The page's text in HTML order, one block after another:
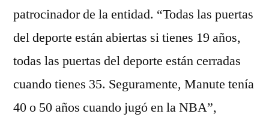
patrocinador de la entidad. “Todas las puertas
del deporte están abiertas si tienes 19 años,
todas las puertas del deporte están cerradas
cuando tienes 35. Seguramente, Manute tenía
40 o 50 años cuando jugó en la NBA”,